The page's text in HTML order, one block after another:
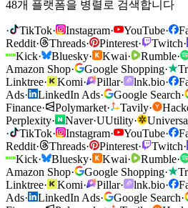
48개 플랫폼을 병렬로 검색합니다
· TikTok· Instagram· YouTube·
Reddit· Threads· Pinterest· Twitch·
Kick· Bluesky· Kwai· Rumble·
Amazon Shop· Google Shopping·
Linktree· Komi· Pillar· lnk.bio·
Ads· LinkedIn Ads· Google Search·
Finance· Polymarket· Tavily·
Perplexity· Naver·UUtility·
·
TikTok· Instagram· YouTube·
Reddit· Threads· Pinterest· Twitch·
Kick· Bluesky· Kwai· Rumble·
Amazon Shop· Google Shopping·
Linktree· Komi· Pillar· lnk.bio·
Ads· LinkedIn Ads· Google Search·